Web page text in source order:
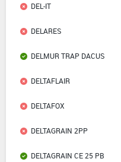
DEL-IT
DELARES
DELMUR TRAP DACUS
DELTAFLAIR
DELTAFOX
DELTAGRAIN 2PP
DELTAGRAIN CE 25 PB